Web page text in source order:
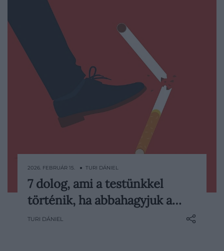
A dohányzás abbahagyásával nem
történik egyik napról a másikra csoda, de
a szervezetünk meglepően gyorsan
2026. FEBRUÁR 15. ● TURI DÁNIEL
7 dolog, ami a testünkkel
történik, ha abbahagyjuk a…
TURI DÁNIEL